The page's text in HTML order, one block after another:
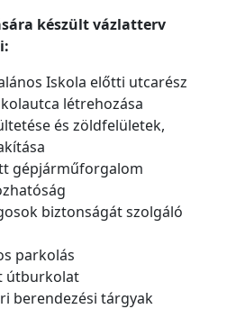
készült vázlatterv
Iskola előtti utcarész
létrehozása
és zöldfelületek,
gépjárműforgalom
biztonságát szolgáló
parkolás
útburkolat
berendezési tárgyak